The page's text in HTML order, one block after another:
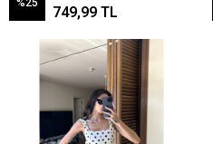
749,99 TL